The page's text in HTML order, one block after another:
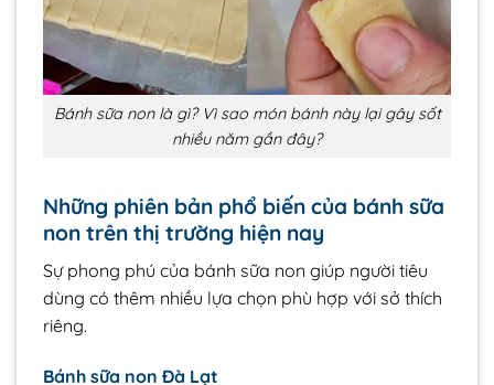
Bánh sữa non là gì? Vì sao món bánh này lại gây sốt
nhiều năm gần đây?
Những phiên bản phổ biến của bánh sữa
non trên thị trường hiện nay
Sự phong phú của bánh sữa non giúp người tiêu
dùng có thêm nhiều lựa chọn phù hợp với sở thích
riêng.
Bánh sữa non Đà Lạt